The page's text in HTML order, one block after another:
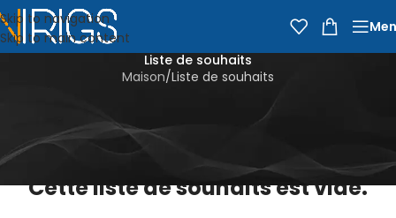
Skip to navigation
Skip to main content
Liste de souhaits
Maison Liste de souhaits
Cette liste de souhaits est vide.